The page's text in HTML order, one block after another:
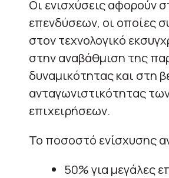
Οι ενισχύσεις αφορούν
επενδύσεων, οι οποίες
στον τεχνολογικό
στην αναβάθμιση της
δυναμικότητας και στη
ανταγωνιστικότητας
επιχειρήσεων.
Το ποσοστό ενίσχυσης
50% για μεγάλες